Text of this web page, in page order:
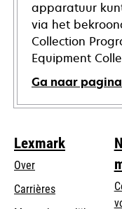
apparatuur
via het
Collection
Equipment
Ga naar pagina
Lexmark
Over
Carrières